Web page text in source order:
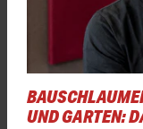
UND GARTEN: